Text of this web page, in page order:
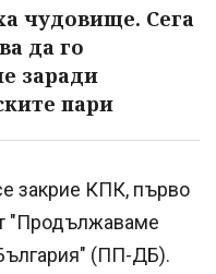
чудовище. Сега
да го
заради
пари
закрие КПК, първо
"Продължаваме
(ПП-ДБ).